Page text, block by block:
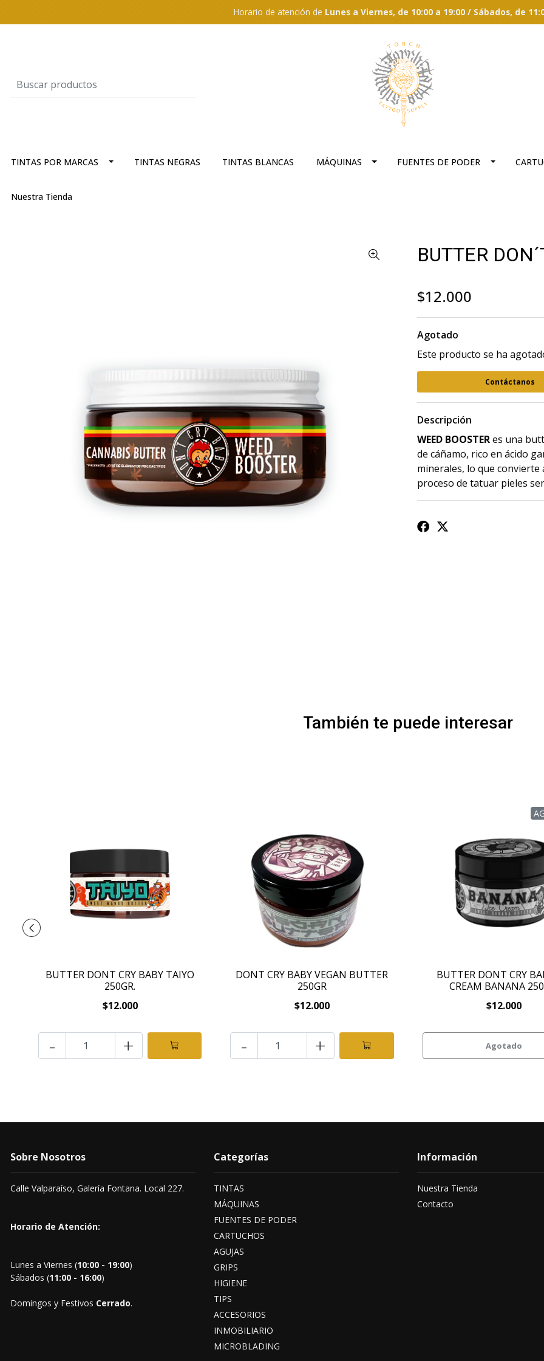
Horario de atención de Lunes a Viernes, de 10:00 a 19:00 / Sábados, de
TINTAS POR MARCAS TINTAS NEGRAS TINTAS BLANCAS MÁQUINAS FUENTES DE PODER
Nuestra Tienda
BUTTER
$12.000
Agotado
Este producto se ha
Contáctanos
Descripción
WEED BOOSTERes una
de cáñamo, rico en ácido
minerales, lo que
proceso de tatuar pieles
También te puede interesar
BUTTER DONT CRY BABY TAIYO
250GR.
$12.000
- +
DONT CRY BABY VEGAN BUTTER
250GR
$12.000
- +
BUTTER DONT CRY
CREAM BANANA
$12.000
Agotado
Sobre Nosotros
Calle Valparaíso, Galería Fontana. Local 227.
Horario de Atención:
Lunes a Viernes (10:00 - 19:00)
Sábados (11:00 - 16:00)
Domingos y Festivos Cerrado.
Categorías
TINTAS
MÁQUINAS
FUENTES DE PODER
CARTUCHOS
AGUJAS
GRIPS
HIGIENE
TIPS
ACCESORIOS
INMOBILIARIO
MICROBLADING
Información
Nuestra Tienda
Contacto